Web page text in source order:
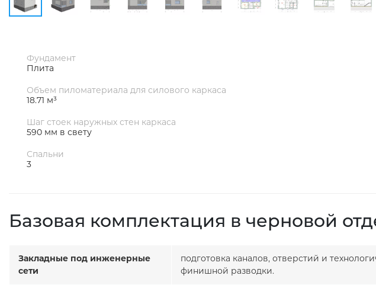
Фундамент
Плита
Объем пиломатериала для силового каркаса
18.71 м³
Шаг стоек наружных стен каркаса
590 мм в свету
Спальни
3
Базовая комплектация в черновой
Закладные под инженерные
сети
подготовка каналов, отверстий и
финишной разводки.